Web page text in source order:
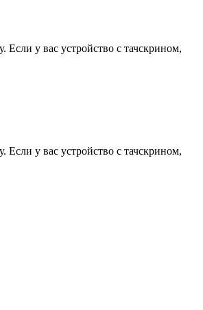
Если у вас устройство с тачскрином,
Если у вас устройство с тачскрином,